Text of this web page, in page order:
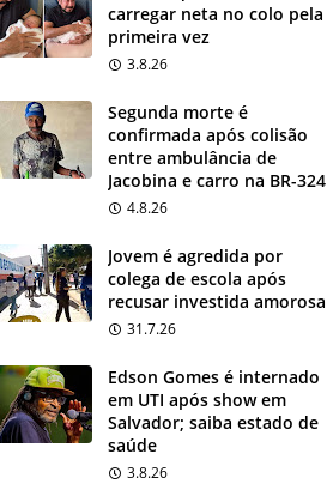
carregar neta no colo pela
primeira vez
3.8.26
Segunda morte é
confirmada após colisão
entre ambulância de
Jacobina e carro na BR-324
4.8.26
Jovem é agredida por
colega de escola após
recusar investida amorosa
31.7.26
Edson Gomes é internado
em UTI após show em
Salvador; saiba estado de
saúde
3.8.26